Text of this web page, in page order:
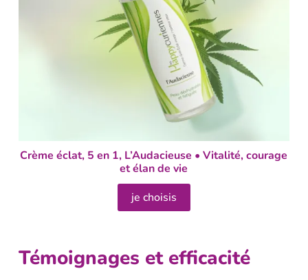
Crème éclat, 5 en 1, L’Audacieuse • Vitalité, courage
et élan de vie
je choisis
Témoignages et efficacité